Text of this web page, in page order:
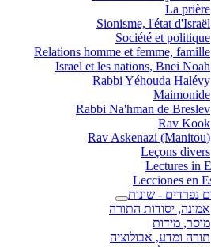
La prière
Sionisme, l'état d'Israël
Société et politique
Relations homme et femme, famille
Israel et les nations, Bnei Noah
Rabbi Yéhouda Halévy
Maimonide
Rabbi Na'hman de Breslev
Rav Kook
(Rav Askenazi (Manitou
Leçons divers
Lectures in
Lecciones en
נפרדים - שונות
אמונה, יסודות התורה
מוסר, מידות
תורה ומדע, אבולוציה